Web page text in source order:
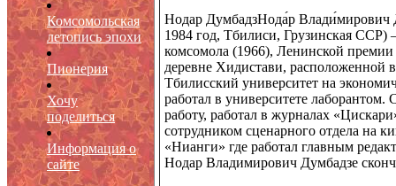
Комсомольская
летопись эпохи
Пионерия
Хочу
поделиться
Информация о
сайте
Нодар ДумбадзНода́р Влади́мирович
1984 год, Тбилиси, Грузинская ССР)
комсомола (1966), Ленинской
деревне Хидистави, расположенной
Тбилисский университет на
работал в университете
работу, работал в журналах
сотрудником сценарного отдела на
«Нианги» где работал главным
Нодар Владимирович Думбадзе